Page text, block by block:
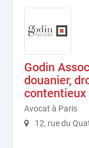
Godin
douanier,
contentieux
Avocat à Paris
12, rue du